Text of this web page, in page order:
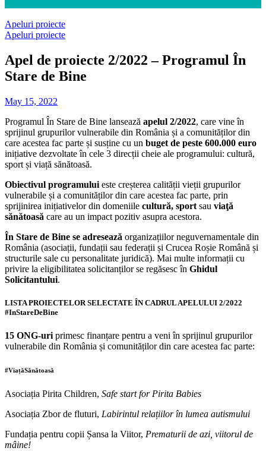
Apeluri proiecte
Apeluri proiecte
Apel de proiecte 2/2022 – Programul În
Stare de Bine
May 15, 2022
Programul În Stare de Bine lansează apelul 2/2022, care vine în
sprijinul grupurilor vulnerabile din România și a comunităților din
care acestea fac parte și susține cu un buget de peste 600.000 euro
inițiative dezvoltate în cele 3 direcții cheie ale programului: cultură,
sport și viață sănătoasă.
Obiectivul programului este creșterea calității vieții grupurilor
vulnerabile și a comunităților din care acestea fac parte, prin
sprijinirea inițiativelor din domeniile cultură, sport sau viaţă
sănătoasă care au un impact pozitiv asupra acestora.
În Stare de Bine se adresează organizațiilor neguvernamentale din
România (asociații, fundații sau federații și Crucea Roșie Română și
structurile sale cu personalitate juridică). Mai multe informații cu
privire la eligibilitatea solicitanților se regăsesc în Ghidul
Solicitantului.
LISTA PROIECTELOR SELECTATE ÎN CADRUL APELULUI 2/2022
#InStareDeBine
15 ONG-uriprimesc finanțare pentru a veni în sprijinul grupurilor
vulnerabile din România și comunităților din care acestea fac parte:
#ViațăSănătoasă
Asociația Pirita Children, Safe start for Pirita Babies
Asociația Zbor de fluturi, Labirintul relațiilor în lumea autismului
Fundația pentru copii Șansa la Viitor, Prematurii de azi, viitorul de
mâine!